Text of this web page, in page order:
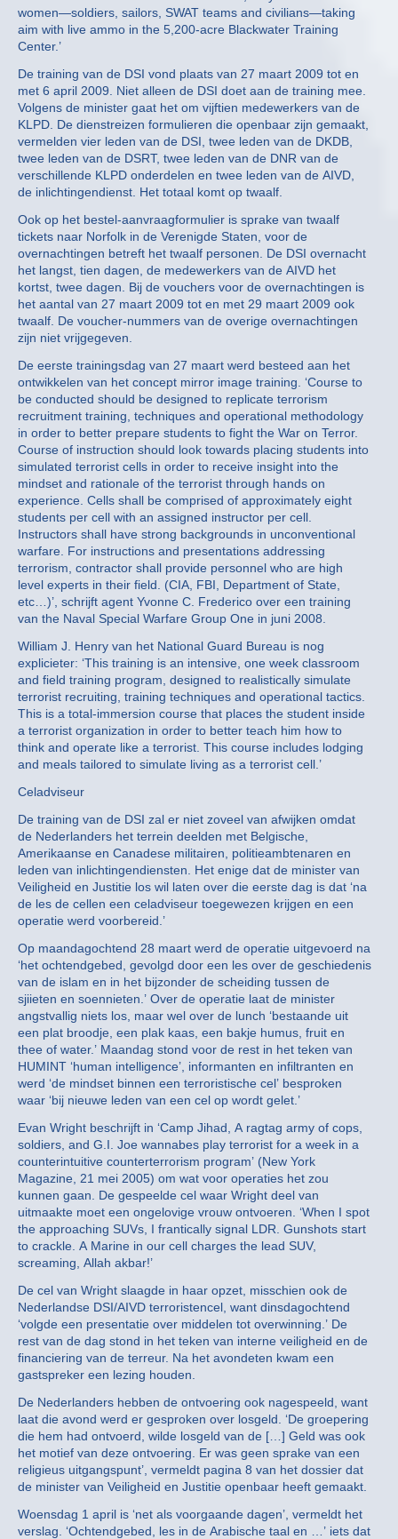
women—soldiers, sailors, SWAT teams and civilians—taking
aim with live ammo in the 5,200-acre Blackwater Training
Center.’
De training van de DSI vond plaats van 27 maart 2009 tot en
met 6 april 2009. Niet alleen de DSI doet aan de training mee.
Volgens de minister gaat het om vijftien medewerkers van de
KLPD. De dienstreizen formulieren die openbaar zijn gemaakt,
vermelden vier leden van de DSI, twee leden van de DKDB,
twee leden van de DSRT, twee leden van de DNR van de
verschillende KLPD onderdelen en twee leden van de AIVD,
de inlichtingendienst. Het totaal komt op twaalf.
Ook op het bestel-aanvraagformulier is sprake van twaalf
tickets naar Norfolk in de Verenigde Staten, voor de
overnachtingen betreft het twaalf personen. De DSI overnacht
het langst, tien dagen, de medewerkers van de AIVD het
kortst, twee dagen. Bij de vouchers voor de overnachtingen is
het aantal van 27 maart 2009 tot en met 29 maart 2009 ook
twaalf. De voucher-nummers van de overige overnachtingen
zijn niet vrijgegeven.
De eerste trainingsdag van 27 maart werd besteed aan het
ontwikkelen van het concept mirror image training. ‘Course to
be conducted should be designed to replicate terrorism
recruitment training, techniques and operational methodology
in order to better prepare students to fight the War on Terror.
Course of instruction should look towards placing students into
simulated terrorist cells in order to receive insight into the
mindset and rationale of the terrorist through hands on
experience. Cells shall be comprised of approximately eight
students per cell with an assigned instructor per cell.
Instructors shall have strong backgrounds in unconventional
warfare. For instructions and presentations addressing
terrorism, contractor shall provide personnel who are high
level experts in their field. (CIA, FBI, Department of State,
etc…)’, schrijft agent Yvonne C. Frederico over een training
van the Naval Special Warfare Group One in juni 2008.
William J. Henry van het National Guard Bureau is nog
explicieter: ‘This training is an intensive, one week classroom
and field training program, designed to realistically simulate
terrorist recruiting, training techniques and operational tactics.
This is a total-immersion course that places the student inside
a terrorist organization in order to better teach him how to
think and operate like a terrorist. This course includes lodging
and meals tailored to simulate living as a terrorist cell.’
Celadviseur
De training van de DSI zal er niet zoveel van afwijken omdat
de Nederlanders het terrein deelden met Belgische,
Amerikaanse en Canadese militairen, politieambtenaren en
leden van inlichtingendiensten. Het enige dat de minister van
Veiligheid en Justitie los wil laten over die eerste dag is dat ‘na
de les de cellen een celadviseur toegewezen krijgen en een
operatie werd voorbereid.’
Op maandagochtend 28 maart werd de operatie uitgevoerd na
‘het ochtendgebed, gevolgd door een les over de geschiedenis
van de islam en in het bijzonder de scheiding tussen de
sjiieten en soennieten.’ Over de operatie laat de minister
angstvallig niets los, maar wel over de lunch ‘bestaande uit
een plat broodje, een plak kaas, een bakje humus, fruit en
thee of water.’ Maandag stond voor de rest in het teken van
HUMINT ‘human intelligence’, informanten en infiltranten en
werd ‘de mindset binnen een terroristische cel’ besproken
waar ‘bij nieuwe leden van een cel op wordt gelet.’
Evan Wright beschrijft in ‘Camp Jihad, A ragtag army of cops,
soldiers, and G.I. Joe wannabes play terrorist for a week in a
counterintuitive counterterrorism program’ (New York
Magazine, 21 mei 2005) om wat voor operaties het zou
kunnen gaan. De gespeelde cel waar Wright deel van
uitmaakte moet een ongelovige vrouw ontvoeren. ‘When I spot
the approaching SUVs, I frantically signal LDR. Gunshots start
to crackle. A Marine in our cell charges the lead SUV,
screaming, Allah akbar!’
De cel van Wright slaagde in haar opzet, misschien ook de
Nederlandse DSI/AIVD terroristencel, want dinsdagochtend
‘volgde een presentatie over middelen tot overwinning.’ De
rest van de dag stond in het teken van interne veiligheid en de
financiering van de terreur. Na het avondeten kwam een
gastspreker een lezing houden.
De Nederlanders hebben de ontvoering ook nagespeeld, want
laat die avond werd er gesproken over losgeld. ‘De groepering
die hem had ontvoerd, wilde losgeld van de […] Geld was ook
het motief van deze ontvoering. Er was geen sprake van een
religieus uitgangspunt’, vermeldt pagina 8 van het dossier dat
de minister van Veiligheid en Justitie openbaar heeft gemaakt.
Woensdag 1 april is ‘net als voorgaande dagen’, vermeldt het
verslag. ‘Ochtendgebed, les in de Arabische taal en …’ iets dat